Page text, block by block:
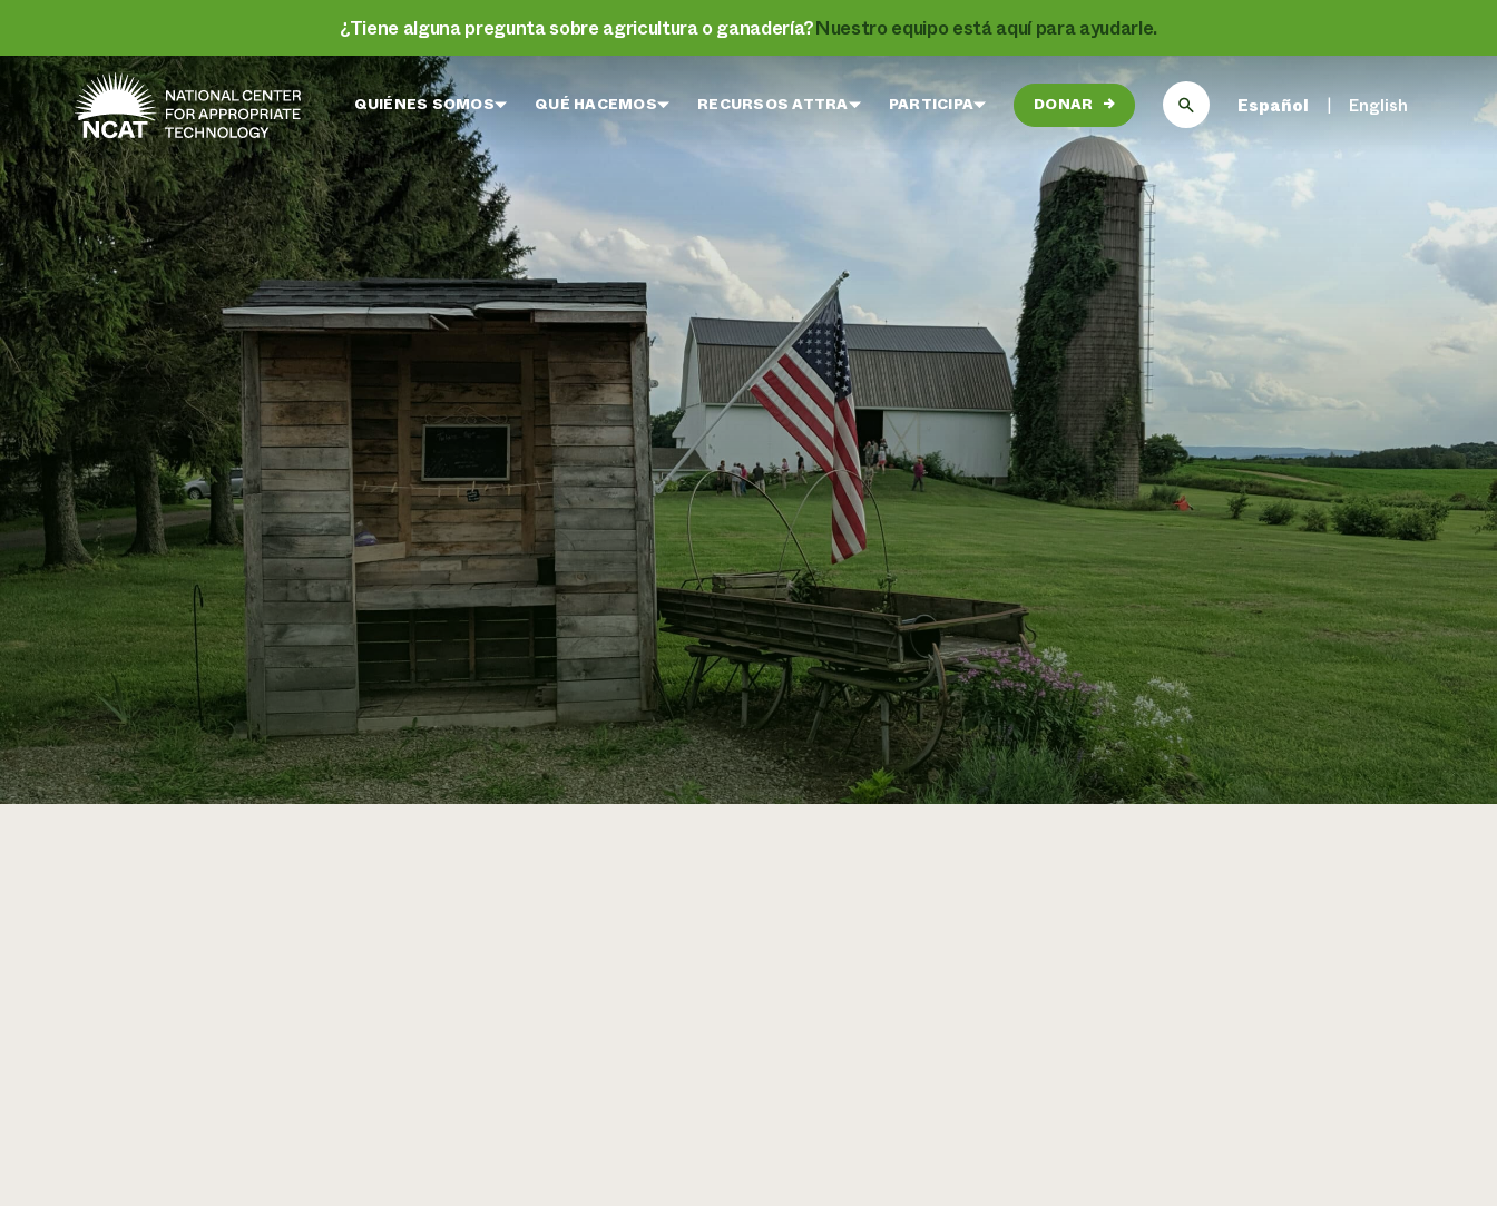
¿Tiene alguna pregunta sobre agricultura o ganadería?Nuestro equipo está aquí para ayudarle.
QUIÉNES SOMOS QUÉ HACEMOS RECURSOS ATTRA PARTICIPA DONAR → Español English